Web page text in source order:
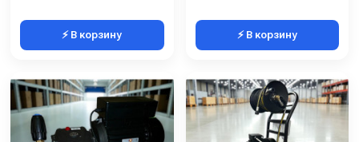
⚡ В корзину ⚡ В корзину